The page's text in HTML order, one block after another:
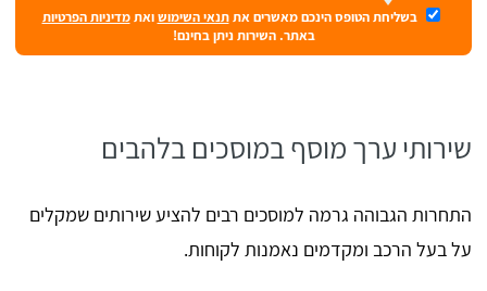
בשליחת הטופס הינכם מאשרים אתתנאי השימושואתמדיניות הפרטיות
באתר. השירות ניתן בחינם!
שירותי ערך מוסף במוסכים בלהבים
התחרות הגבוהה גרמה למוסכים רבים להציע שירותים שמקלים
על בעל הרכב ומקדמים נאמנות לקוחות.